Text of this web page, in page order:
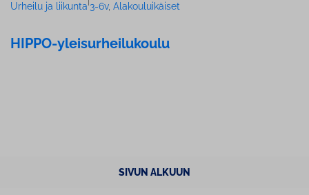
Urheilu ja liikunta 3-6v, Alakouluikäiset
HIPPO-ylei­sur­hei­lu­kou­lu
SIVUN ALKUUN